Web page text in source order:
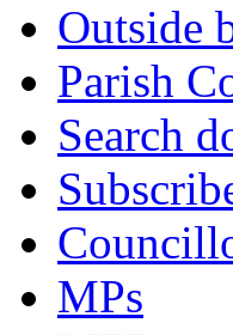
Outside
Parish
Search
MPs